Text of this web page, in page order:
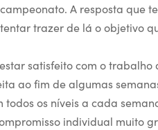
A resposta que
trazer de lá o objetivo
satisfeito com o trabalho
ao fim de algumas
os níveis a cada
individual muito